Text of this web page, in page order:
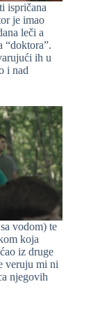
ispričana
je imao
leči a
“doktora”.
ih u
i nad
vodom) te
koja
iz druge
veruju mi ni
njegovih